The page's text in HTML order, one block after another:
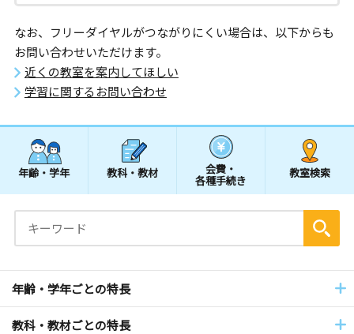
なお、フリーダイヤルがつながりにくい場合は、以下からも
お問い合わせいただけます。
近くの教室を案内してほしい
学習に関するお問い合わせ
年齢・学年 教科・教材 会費・
各種手続き
教室検索
年齢・学年ごとの特長
教科・教材ごとの特長